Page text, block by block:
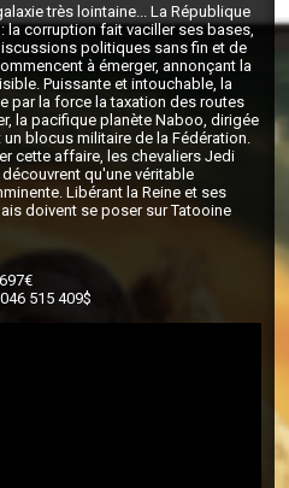
très lointaine... La République
la corruption fait vaciller ses bases,
politiques sans fin et de
à émerger, annonçant la
Puissante et intouchable, la
par la force la taxation des routes
la pacifique planète Naboo, dirigée
blocus militaire de la Fédération.
cette affaire, les chevaliers Jedi
qu'une véritable
Libérant la Reine et ses
doivent se poser sur Tatooine
515 409$